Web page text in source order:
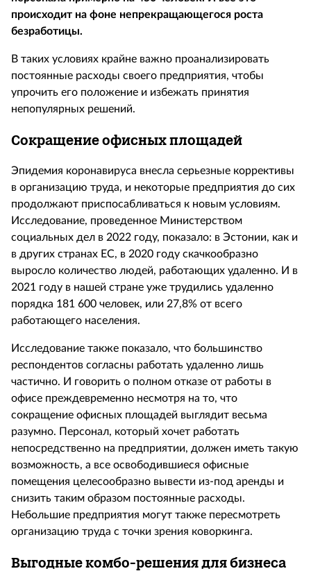
происходит на фоне непрекращающегося роста
безработицы.
В таких условиях крайне важно проанализировать
постоянные расходы своего предприятия, чтобы
упрочить его положение и избежать принятия
непопулярных решений.
Сокращение офисных площадей
Эпидемия коронавируса внесла серьезные коррективы
в организацию труда, и некоторые предприятия до сих
продолжают приспосабливаться к новым условиям.
Исследование, проведенное Министерством
социальных дел в 2022 году, показало: в Эстонии, как и
в других странах ЕС, в 2020 году скачкообразно
выросло количество людей, работающих удаленно. И в
2021 году в нашей стране уже трудились удаленно
порядка 181 600 человек, или 27,8% от всего
работающего населения.
Исследование также показало, что большинство
респондентов согласны работать удаленно лишь
частично. И говорить о полном отказе от работы в
офисе преждевременно несмотря на то, что
сокращение офисных площадей выглядит весьма
разумно. Персонал, который хочет работать
непосредственно на предприятии, должен иметь такую
возможность, а все освободившиеся офисные
помещения целесообразно вывести из-под аренды и
снизить таким образом постоянные расходы.
Небольшие предприятия могут также пересмотреть
организацию труда с точки зрения коворкинга.
Выгодные комбо-решения для бизнеса